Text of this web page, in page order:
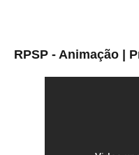
RPSP - Animação |